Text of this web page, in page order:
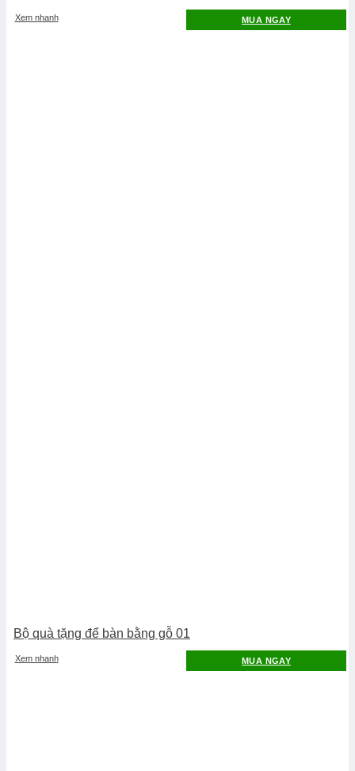
MUA NGAY
Xem nhanh
Bộ quà tặng để bàn bằng gỗ 01
MUA NGAY
Xem nhanh